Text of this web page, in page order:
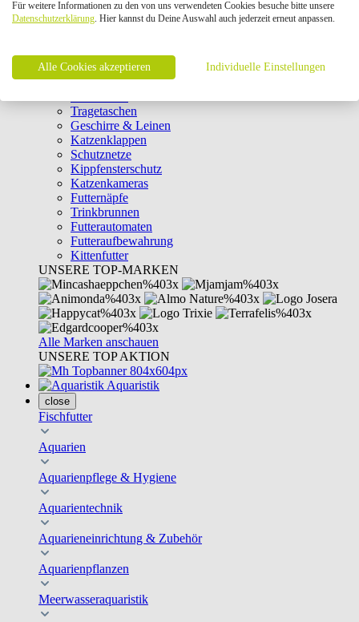
Intelligenzspielzeug
Laserpointer & Elektrospielzeug
Clicker & Target Sticks für Katzen
Weiteres Katzenspielzeug
Transportboxen
Tragetaschen
Geschirre & Leinen
Katzenklappen
Schutznetze
Kippfensterschutz
Katzenkameras
Futternäpfe
Trinkbrunnen
Futterautomaten
Futteraufbewahrung
Kittenfutter
UNSERE TOP-MARKEN
Alle Marken anschauen
UNSERE TOP AKTION
Aquaristik
close
Fischfutter
Aquarien
Aquarienpflege & Hygiene
Aquarientechnik
Aquarieneinrichtung & Zubehör
Aquarienpflanzen
Meerwasseraquaristik
Für weitere Informationen zu den von uns verwendeten Cookies besuche bitte unsere
Datenschutzerklärung. Hier kannst du Deine Auswahl auch jederzeit erneut anpassen.
Alle Cookies akzeptieren Individuelle Einstellungen